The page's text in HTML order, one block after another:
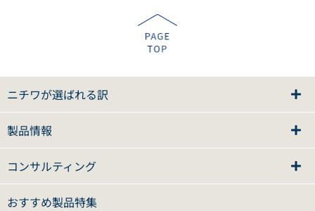
ニチワが選ばれる訳
製品情報
コンサルティング
おすすめ製品特集